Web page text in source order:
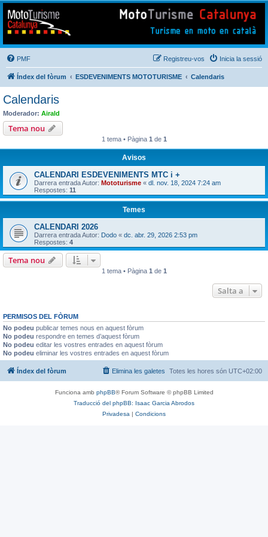
Mototurisme
Turisme en moto en català
PMF Inicia la sessió
Registreu-vos
Índex del fòrum ESDEVENIMENTS MOTOTURISME Calendaris
Calendaris
Moderador: Airald
Tema nou
1 tema • Pàgina 1 de 1
Avisos
CALENDARI ESDEVENIMENTS MTC i +
Darrera entrada Autor: Mototurisme « dl. nov. 18, 2024 7:24 am
Respostes: 11
Temes
CALENDARI 2026
Darrera entrada Autor: Dodo « dc. abr. 29, 2026 2:53 pm
Respostes: 4
Tema nou
1 tema • Pàgina 1 de 1
Salta a
PERMISOS DEL FÒRUM
No podeu publicar temes nous en aquest fòrum
No podeu respondre en temes d’aquest fòrum
No podeu editar les vostres entrades en aquest fòrum
No podeu eliminar les vostres entrades en aquest fòrum
Índex del fòrum Totes les hores són UTC+02:00
Elimina les galetes
Funciona amb phpBB® Forum Software © phpBB Limited
Traducció del phpBB: Isaac Garcia Abrodos
Privadesa | Condicions